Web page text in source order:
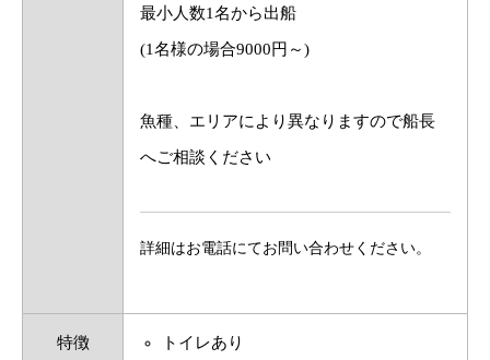
最小人数1名から出船
(1名様の場合9000円～)
魚種、エリアにより異なりますので船長
へご相談ください
詳細はお電話にてお問い合わせください。
特徴 トイレあり